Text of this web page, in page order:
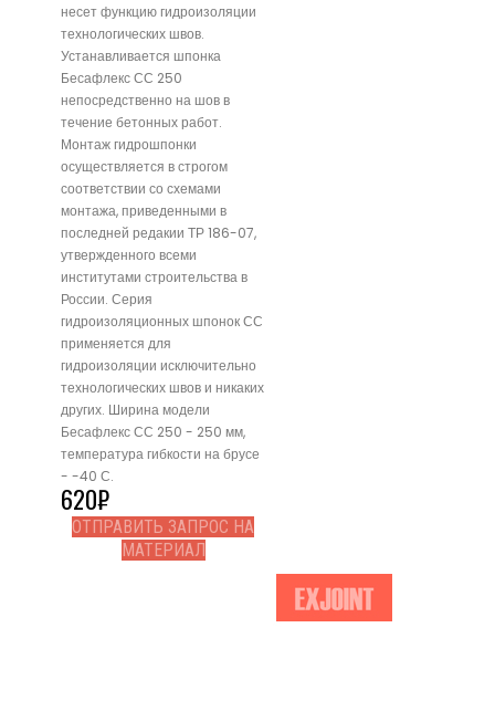
несет функцию гидроизоляции
технологических швов.
Устанавливается шпонка
Бесафлекс СС 250
непосредственно на шов в
течение бетонных работ.
Монтаж гидрошпонки
осуществляется в строгом
соответствии со схемами
монтажа, приведенными в
последней редакии ТР 186-07,
утвержденного всеми
институтами строительства в
России. Серия
гидроизоляционных шпонок СС
применяется для
гидроизоляции исключительно
технологических швов и никаких
других. Ширина модели
Бесафлекс СС 250 - 250 мм,
температура гибкости на брусе
- -40 С.
620₽
ОТПРАВИТЬ ЗАПРОС НА
МАТЕРИАЛ